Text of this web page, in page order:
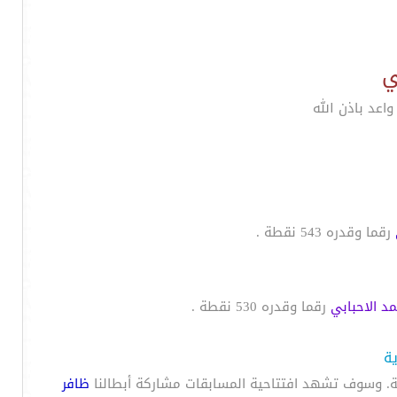
باذن الله
رقما وقدره 543 نقطة .
الاحبابي رقما وقدره 530 نقطة .
ظافر